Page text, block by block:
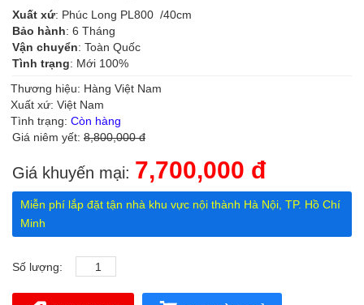
Xuất xứ: Phúc Long PL800 /40cm
Bảo hành: 6 Tháng
Vận chuyển: Toàn Quốc
Tình trạng: Mới 100%
Thương hiệu: Hàng Việt Nam
Xuất xứ: Việt Nam
Tình trạng: Còn hàng
Giá niêm yết: 8,800,000 đ
Giá khuyến mại: 7,700,000 đ
Miễn phí lắp đặt tận nhà khu vực nội thành Hà Nội, TP. Hồ Chí
Minh
Số lượng: